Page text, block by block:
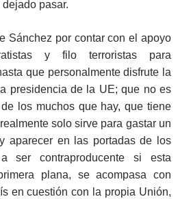
pasar.
Sánchez por contar con el apoyo
y filo terroristas para
que personalmente disfrute la
presidencia de la UE; que no es
los muchos que hay, que tiene
solo sirve para gastar un
aparecer en las portadas de los
ser contraproducente si esta
plana, se acompasa con
en cuestión con la propia Unión,